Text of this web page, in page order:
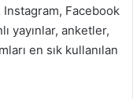
Facebook
yayınlar, anketler,
en sık kullanılan